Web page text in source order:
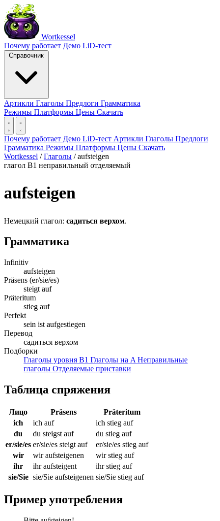
Wortkessel
Почему работает Демо LiD-тест
Справочник
Артикли Глаголы Предлоги Грамматика
Режимы Платформы Цены Скачать
Почему работает Демо LiD-тест Артикли Глаголы Предлоги
Грамматика Режимы Платформы Цены Скачать
Wortkessel / Глаголы / aufsteigen
глагол B1 неправильный отделяемый
aufsteigen
Немецкий глагол: садиться верхом.
Грамматика
Infinitiv
aufsteigen
Präsens (er/sie/es)
steigt auf
Präteritum
stieg auf
Perfekt
sein ist aufgestiegen
Перевод
садиться верхом
Подборки
Глаголы уровня B1 Глаголы на A Неправильные
глаголы Отделяемые приставки
Таблица спряжения
Лицо Präsens
Präteritum
ich
ich auf
ich stieg auf
du
du steigst auf
du stieg auf
er/sie/es er/sie/es steigt auf
er/sie/es stieg auf
wir
wir aufsteigenen
wir stieg auf
ihr
ihr aufsteigent
ihr stieg auf
sie/Sie sie/Sie aufsteigenen sie/Sie stieg auf
Пример употребления